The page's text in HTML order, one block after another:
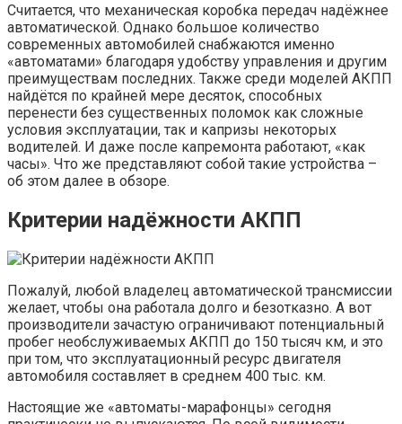
Считается, что механическая коробка передач надёжнее
автоматической. Однако большое количество
современных автомобилей снабжаются именно
«автоматами» благодаря удобству управления и другим
преимуществам последних. Также среди моделей АКПП
найдётся по крайней мере десяток, способных
перенести без существенных поломок как сложные
условия эксплуатации, так и капризы некоторых
водителей. И даже после капремонта работают, «как
часы». Что же представляют собой такие устройства –
об этом далее в обзоре.
Критерии надёжности АКПП
Пожалуй, любой владелец автоматической трансмиссии
желает, чтобы она работала долго и безотказно. А вот
производители зачастую ограничивают потенциальный
пробег необслуживаемых АКПП до 150 тысяч км, и это
при том, что эксплуатационный ресурс двигателя
автомобиля составляет в среднем 400 тыс. км.
Настоящие же «автоматы-марафонцы» сегодня